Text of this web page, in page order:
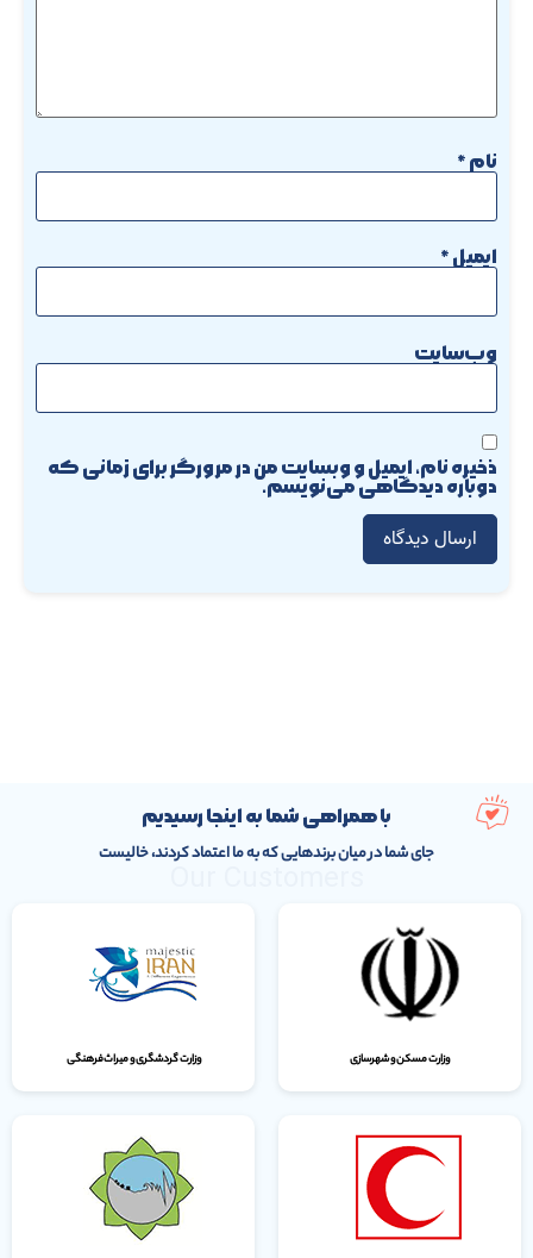
نام*
ایمیل*
وب‌سایت
ذخیره نام، ایمیل و وبسایت من در مرورگر برای زمانی که
دوباره دیدگاهی می‌نویسم.
با همراهی شما به اینجا رسیدیم
جای شما در میان برندهایی که به ما اعتماد کردند، خالیست
وزارت مسکن و شهرسازی وزارت گردشگری و میراث‌فرهنگی